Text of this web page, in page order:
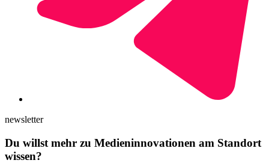
newsletter
Du willst mehr zu Medieninnovationen am Standort
wissen?